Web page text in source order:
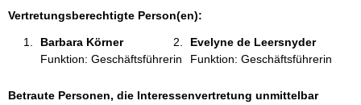
e
Vertretungsberechtigte Person(en):
Barbara Körner
Funktion: Geschäftsführerin
Evelyne de Leersnyder
Funktion: Geschäftsführerin
Betraute Personen, die Interessenvertretung unmittelbar